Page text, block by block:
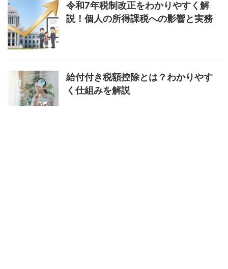
令和7年税制改正をわかりやすく解
説！個人の所得課税への影響と実務
給付付き税額控除とは？わかりやす
く仕組みを解説